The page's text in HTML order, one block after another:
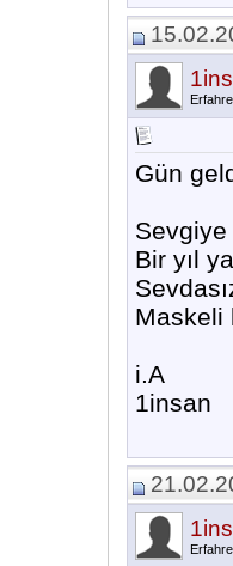
Gün
Bir yıl
Maskeli
i.A
1insan